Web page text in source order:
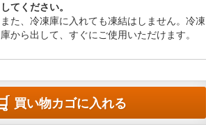
してください。
また、冷凍庫に入れても凍結はしません。冷凍
庫から出して、すぐにご使用いただけます。
買い物カゴに入れる